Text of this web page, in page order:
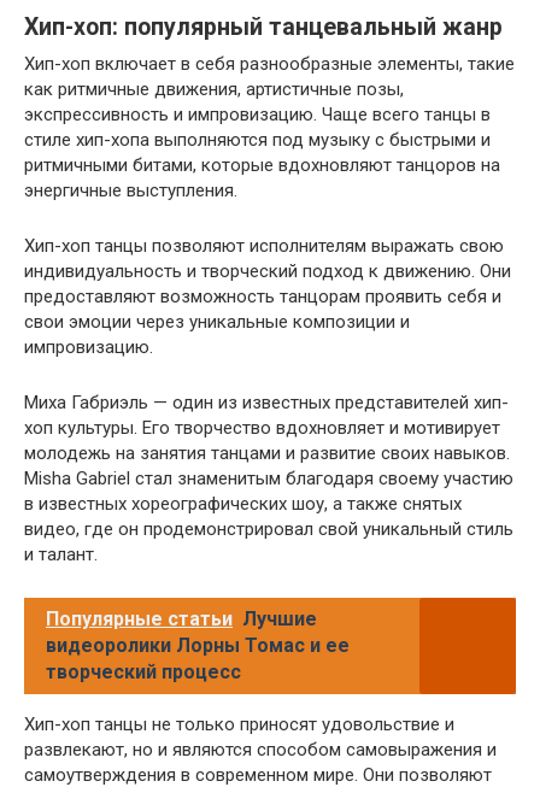
Хип-хоп: популярный танцевальный жанр
Хип-хоп включает в себя разнообразные элементы, такие
как ритмичные движения, артистичные позы,
экспрессивность и импровизацию. Чаще всего танцы в
стиле хип-хопа выполняются под музыку с быстрыми и
ритмичными битами, которые вдохновляют танцоров на
энергичные выступления.
Хип-хоп танцы позволяют исполнителям выражать свою
индивидуальность и творческий подход к движению. Они
предоставляют возможность танцорам проявить себя и
свои эмоции через уникальные композиции и
импровизацию.
Миха Габриэль — один из известных представителей хип-
хоп культуры. Его творчество вдохновляет и мотивирует
молодежь на занятия танцами и развитие своих навыков.
Misha Gabriel стал знаменитым благодаря своему участию
в известных хореографических шоу, а также снятых
видео, где он продемонстрировал свой уникальный стиль
и талант.
Популярные статьи Лучшие
видеоролики Лорны Томас и ее
творческий процесс
Хип-хоп танцы не только приносят удовольствие и
развлекают, но и являются способом самовыражения и
самоутверждения в современном мире. Они позволяют